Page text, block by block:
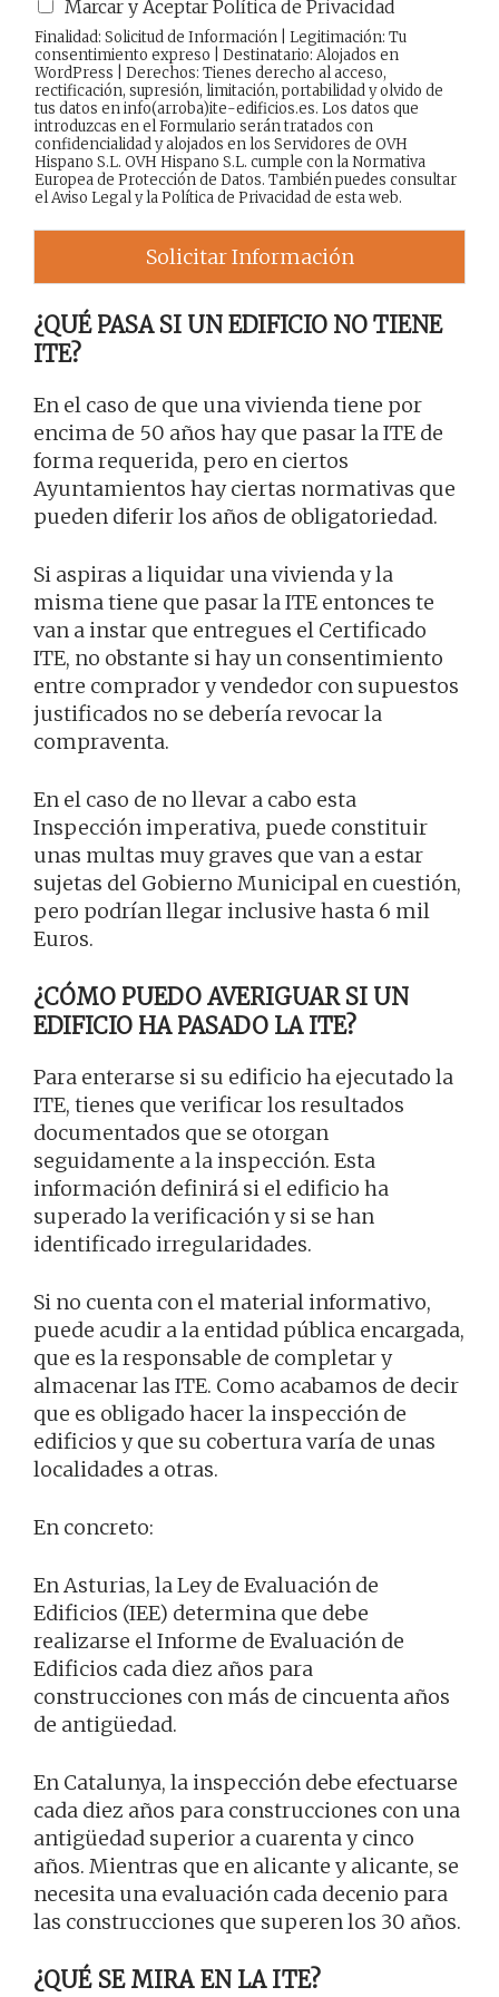
Marcar y Aceptar Política de Privacidad
Finalidad: Solicitud de Información | Legitimación: Tu
consentimiento expreso | Destinatario: Alojados en
WordPress | Derechos: Tienes derecho al acceso,
rectificación, supresión, limitación, portabilidad y olvido de
tus datos en info(arroba)ite-edificios.es. Los datos que
introduzcas en el Formulario serán tratados con
confidencialidad y alojados en los Servidores de OVH
Hispano S.L. OVH Hispano S.L. cumple con la Normativa
Europea de Protección de Datos. También puedes consultar
elAviso Legaly laPolítica de Privacidadde esta web.
Solicitar Información
¿QUÉ PASA SI UN EDIFICIO NO TIENE
ITE?
En el caso de que una vivienda tiene por
encima de 50 años hay que pasar la ITE de
forma requerida, pero en ciertos
Ayuntamientos hay ciertas normativas que
pueden diferir los años de obligatoriedad.
Si aspiras a liquidar una vivienda y la
misma tiene que pasar la ITE entonces te
van a instar que entregues el Certificado
ITE, no obstante si hay un consentimiento
entre comprador y vendedor con supuestos
justificados no se debería revocar la
compraventa.
En el caso de no llevar a cabo esta
Inspección imperativa, puede constituir
unas multas muy graves que van a estar
sujetas del Gobierno Municipal en cuestión,
pero podrían llegar inclusive hasta 6 mil
Euros.
¿CÓMO PUEDO AVERIGUAR SI UN
EDIFICIO HA PASADO LA ITE?
Para enterarse si su edificio ha ejecutado la
ITE, tienes que verificar los resultados
documentados que se otorgan
seguidamente a la inspección. Esta
información definirá si el edificio ha
superado la verificación y si se han
identificado irregularidades.
Si no cuenta con el material informativo,
puede acudir a la entidad pública encargada,
que es la responsable de completar y
almacenar las ITE. Como acabamos de decir
que es obligado hacer la inspección de
edificios y que su cobertura varía de unas
localidades a otras.
En concreto:
En Asturias, la Ley de Evaluación de
Edificios (IEE) determina que debe
realizarse el Informe de Evaluación de
Edificios cada diez años para
construcciones con más de cincuenta años
de antigüedad.
En Catalunya, la inspección debe efectuarse
cada diez años para construcciones con una
antigüedad superior a cuarenta y cinco
años. Mientras que en alicante y alicante, se
necesita una evaluación cada decenio para
las construcciones que superen los 30 años.
¿QUÉ SE MIRA EN LA ITE?